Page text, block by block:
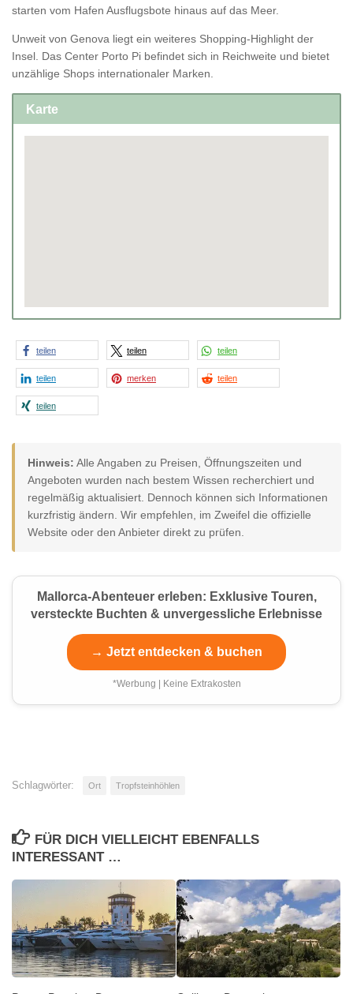
starten vom Hafen Ausflugsbote hinaus auf das Meer.
Unweit von Genova liegt ein weiteres Shopping-Highlight der
Insel. Das Center Porto Pi befindet sich in Reichweite und bietet
unzählige Shops internationaler Marken.
Karte
teilen teilen teilen
teilen merken teilen
teilen
Hinweis: Alle Angaben zu Preisen, Öffnungszeiten und
Angeboten wurden nach bestem Wissen recherchiert und
regelmäßig aktualisiert. Dennoch können sich Informationen
kurzfristig ändern. Wir empfehlen, im Zweifel die offizielle
Website oder den Anbieter direkt zu prüfen.
Mallorca-Abenteuer erleben: Exklusive Touren,
versteckte Buchten & unvergessliche Erlebnisse
→ Jetzt entdecken & buchen
*Werbung | Keine Extrakosten
Schlagwörter: Ort Tropfsteinhöhlen
FÜR DICH VIELLEICHT EBENFALLS
INTERESSANT …